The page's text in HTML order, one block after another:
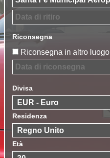
Riconsegna
Riconsegna in altro luogo
Divisa
Residenza
Età